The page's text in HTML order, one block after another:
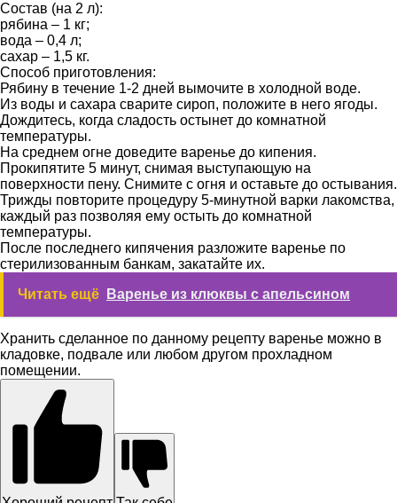
Состав (на 2 л):
рябина – 1 кг;
вода – 0,4 л;
сахар – 1,5 кг.
Способ приготовления:
Рябину в течение 1-2 дней вымочите в холодной воде.
Из воды и сахара сварите сироп, положите в него ягоды.
Дождитесь, когда сладость остынет до комнатной
температуры.
На среднем огне доведите варенье до кипения.
Прокипятите 5 минут, снимая выступающую на
поверхности пену. Снимите с огня и оставьте до остывания.
Трижды повторите процедуру 5-минутной варки лакомства,
каждый раз позволяя ему остыть до комнатной
температуры.
После последнего кипячения разложите варенье по
стерилизованным банкам, закатайте их.
Читать ещё
Варенье из клюквы с апельсином
Хранить сделанное по данному рецепту варенье можно в
кладовке, подвале или любом другом прохладном
помещении.